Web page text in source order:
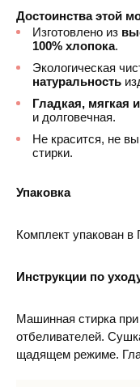
Достоинства этой
Изготовлено из
100% хлопока.
Экологическая
натуральность
Гладкая, мягкая
и долговечная.
Не красится, не
стирки.
Упаковка
Комплект упакован в
Инструкции по
Машинная стирка при
отбеливателей.
щадящем режиме.